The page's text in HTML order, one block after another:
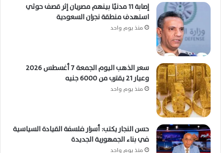
إصابة 11 مدنيًا بينهم مصريان إثر قصف حوثي
استهدف منطقة نجران السعودية
منذ يوم واحد
سعر الذهب اليوم الجمعة 7 أغسطس 2026
وعيار 21 يقترب من 6000 جنيه
منذ يوم واحد
حسن النجار يكتب: أسرار فلسفة القيادة السياسية
في بناء الجمهورية الجديدة
منذ يوم واحد